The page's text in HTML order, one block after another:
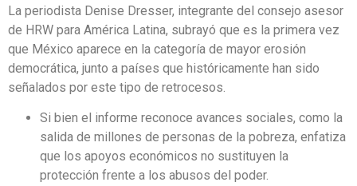
La periodista Denise Dresser, integrante del consejo asesor
de HRW para América Latina, subrayó que es la primera vez
que México aparece en la categoría de mayor erosión
democrática, junto a países que históricamente han sido
señalados por este tipo de retrocesos.
Si bien el informe reconoce avances sociales, como la
salida de millones de personas de la pobreza, enfatiza
que los apoyos económicos no sustituyen la
protección frente a los abusos del poder.